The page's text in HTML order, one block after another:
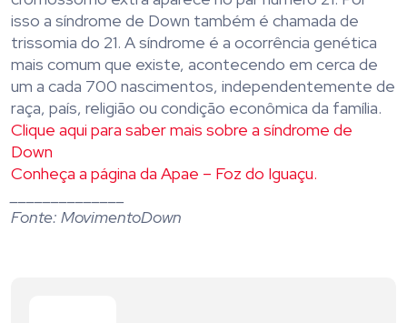
isso a síndrome de Down também é chamada de
trissomia do 21. A síndrome é a ocorrência genética
mais comum que existe, acontecendo em cerca de
um a cada 700 nascimentos, independentemente de
raça, país, religião ou condição econômica da família.
Clique aqui para saber mais sobre a síndrome de
Down
Conheça a página da Apae – Foz do Iguaçu.
Fonte: MovimentoDown